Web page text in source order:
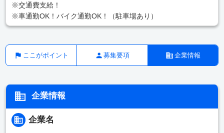
※交通費支給！
※車通勤OK！バイク通勤OK！（駐車場あり）
ここがポイント 募集要項 企業情報
企業情報
企業名